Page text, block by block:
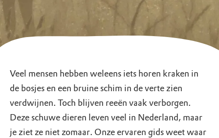
Veel mensen hebben weleens iets horen kraken in
de bosjes en een bruine schim in de verte zien
verdwijnen. Toch blijven reeën vaak verborgen.
Deze schuwe dieren leven veel in Nederland, maar
je ziet ze niet zomaar. Onze ervaren gids weet waar